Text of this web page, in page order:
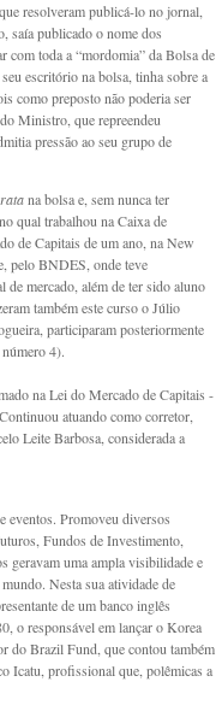
resolveram publicá-lo no jornal,
saía publicado o nome dos
com toda a “mordomia” da Bolsa de
escritório na bolsa, tinha sobre a
como preposto não poderia ser
Ministro, que repreendeu
pressão ao seu grupo de
na bolsa e, sem nunca ter
qual trabalhou na Caixa de
de Capitais de um ano, na New
pelo BNDES, onde teve
mercado, além de ter sido aluno
também este curso o Júlio
participaram posteriormente
4).
na Lei do Mercado de Capitais -
atuando como corretor,
Leite Barbosa, considerada a
eventos. Promoveu diversos
Fundos de Investimento,
geravam uma ampla visibilidade e
Nesta sua atividade de
de um banco inglês
o responsável em lançar o Korea
do Brazil Fund, que contou também
Icatu, profissional que, polêmicas a